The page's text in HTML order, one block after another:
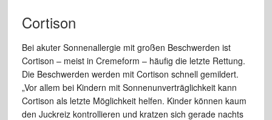
Cortison
Bei akuter Sonnenallergie mit großen Beschwerden ist
Cortison – meist in Cremeform – häufig die letzte Rettung.
Die Beschwerden werden mit Cortison schnell gemildert.
„Vor allem bei Kindern mit Sonnenunverträglichkeit kann
Cortison als letzte Möglichkeit helfen. Kinder können kaum
den Juckreiz kontrollieren und kratzen sich gerade nachts